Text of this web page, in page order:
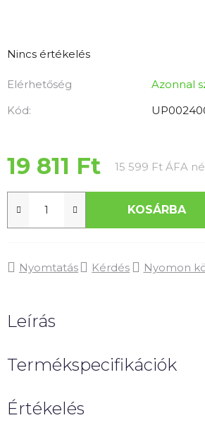
A
átlagos
értékelése
0,0
csillag.
Nincs értékelés
Elérhetőség
Azonnal
Kód:
19 811 Ft 15 599 Ft ÁFA
KOSÁRBA
Nyomtatás Kérdés Nyomon
Leírás
Termékspecifikációk
Értékelés